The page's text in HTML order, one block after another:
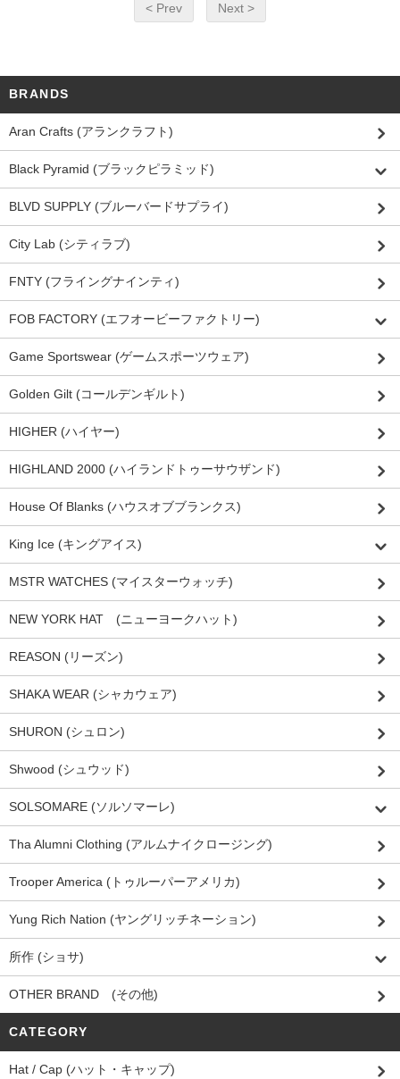
< Prev Next >
BRANDS
Aran Crafts (アランクラフト)
Black Pyramid (ブラックピラミッド)
BLVD SUPPLY (ブルーバードサプライ)
City Lab (シティラブ)
FNTY (フライングナインティ)
FOB FACTORY (エフオービーファクトリー)
Game Sportswear (ゲームスポーツウェア)
Golden Gilt (コールデンギルト)
HIGHER (ハイヤー)
HIGHLAND 2000 (ハイランドトゥーサウザンド)
House Of Blanks (ハウスオブブランクス)
King Ice (キングアイス)
MSTR WATCHES (マイスターウォッチ)
NEW YORK HAT (ニューヨークハット)
REASON (リーズン)
SHAKA WEAR (シャカウェア)
SHURON (シュロン)
Shwood (シュウッド)
SOLSOMARE (ソルソマーレ)
Tha Alumni Clothing (アルムナイクロージング)
Trooper America (トゥルーパーアメリカ)
Yung Rich Nation (ヤングリッチネーション)
所作 (ショサ)
OTHER BRAND (その他)
CATEGORY
Hat / Cap (ハット・キャップ)